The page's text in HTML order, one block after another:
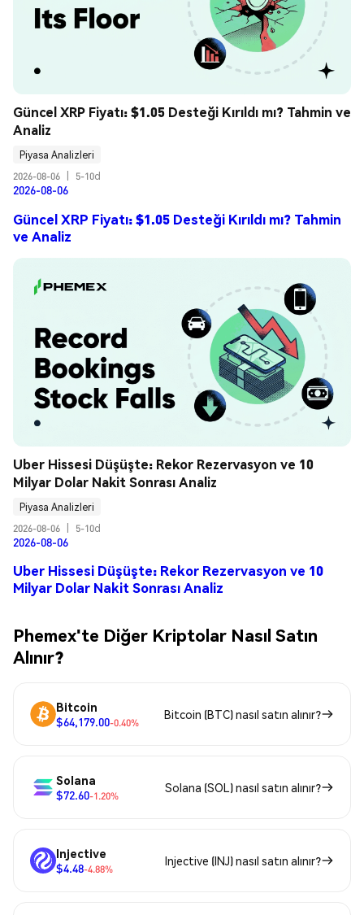
Güncel XRP Fiyatı: $1.05 Desteği Kırıldı mı? Tahmin ve
Analiz
Piyasa Analizleri
2026-08-06
5-10d
2026-08-06
Güncel XRP Fiyatı: $1.05 Desteği Kırıldı mı? Tahmin
ve Analiz
Uber Hissesi Düşüşte: Rekor Rezervasyon ve 10
Milyar Dolar Nakit Sonrası Analiz
Piyasa Analizleri
2026-08-06
5-10d
2026-08-06
Uber Hissesi Düşüşte: Rekor Rezervasyon ve 10
Milyar Dolar Nakit Sonrası Analiz
Phemex'te Diğer Kriptolar Nasıl Satın
Alınır?
Bitcoin
$64,179.00-0.40%
Bitcoin (BTC) nasıl satın alınır?
Solana
$72.60-1.20%
Solana (SOL) nasıl satın alınır?
Injective
$4.48-4.88%
Injective (INJ) nasıl satın alınır?